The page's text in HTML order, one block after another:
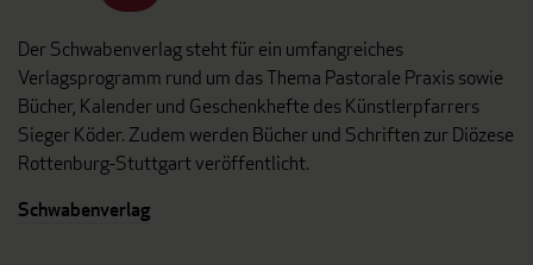
Der Schwabenverlag steht für ein umfangreiches
Verlagsprogramm rund um das Thema Pastorale Praxis sowie
Bücher, Kalender und Geschenkhefte des Künstlerpfarrers
Sieger Köder. Zudem werden Bücher und Schriften zur Diözese
Rottenburg-Stuttgart veröffentlicht.
Schwabenverlag